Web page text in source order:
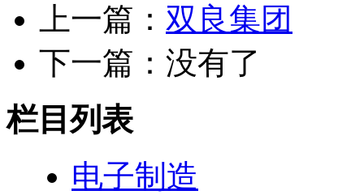
上一篇： 双良集团
下一篇：没有了
栏目列表
电子制造